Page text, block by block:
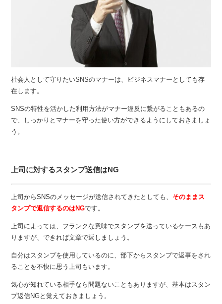
社会人として守りたいSNSのマナーは、ビジネスマナーとしても存
在します。
SNSの特性を活かした利用方法がマナー違反に繋がることもあるの
で、しっかりとマナーを守った使い方ができるようにしておきましょ
う。
上司に対するスタンプ送信はNG
上司からSNSのメッセージが送信されてきたとしても、 そのままス
タンプで返信するのはNGです。
上司によっては、フランクな意味でスタンプを送っているケースもあ
りますが、できれば文章で返しましょう。
自分はスタンプを使用しているのに、部下からスタンプで返事をされ
ることを不快に思う上司もいます。
気心が知れている相手なら問題ないこともありますが、基本はスタン
プ返信NGと覚えておきましょう。